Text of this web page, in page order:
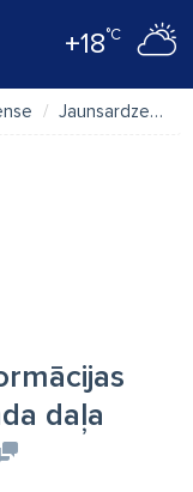
+18°C
Jaunsardzes un informācijas centrs, pirmā novada daļa
daļa